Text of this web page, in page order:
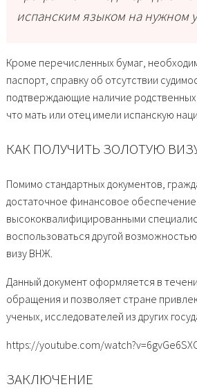
испанским языком на нужном
Кроме перечисленных бумаг,
паспорт, справку об отсутствии
подтверждающие наличие родственных
что мать или отец имели испанскую
КАК ПОЛУЧИТЬ ЗОЛОТУЮ
Помимо стандартных документов,
достаточное финансовое
высококвалифицированными
воспользоваться другой
визу ВНЖ.
Данный документ оформляется в
обращения и позволяет стране
ученых, исследователей из других
https://youtube.com/
ЗАКЛЮЧЕНИЕ